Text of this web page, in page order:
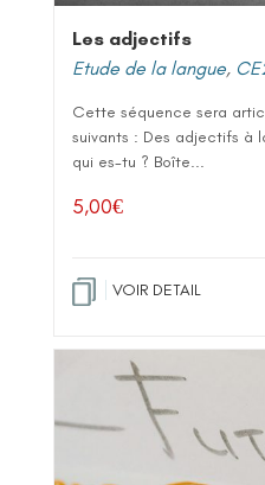
Les adjectifs
Etude de la langue,
Cette séquence sera
suivants : Des adjectifs à
qui es-tu ? Boîte...
5,00€
VOIR DETAIL